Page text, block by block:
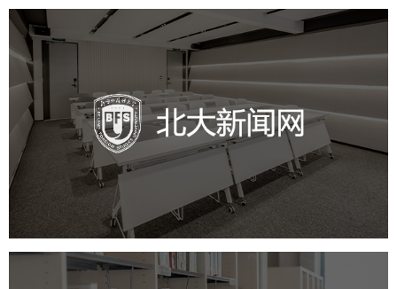
北外新闻网
培训教育 品牌官网 高校
学校网站建设
教育网站建设